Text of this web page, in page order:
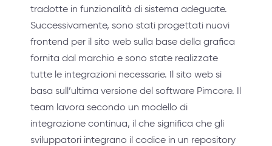
tradotte in funzionalità di sistema adeguate.
Successivamente, sono stati progettati nuovi
frontend per il sito web sulla base della grafica
fornita dal marchio e sono state realizzate
tutte le integrazioni necessarie. Il sito web si
basa sull’ultima versione del software Pimcore. Il
team lavora secondo un modello di
integrazione continua, il che significa che gli
sviluppatori integrano il codice in un repository